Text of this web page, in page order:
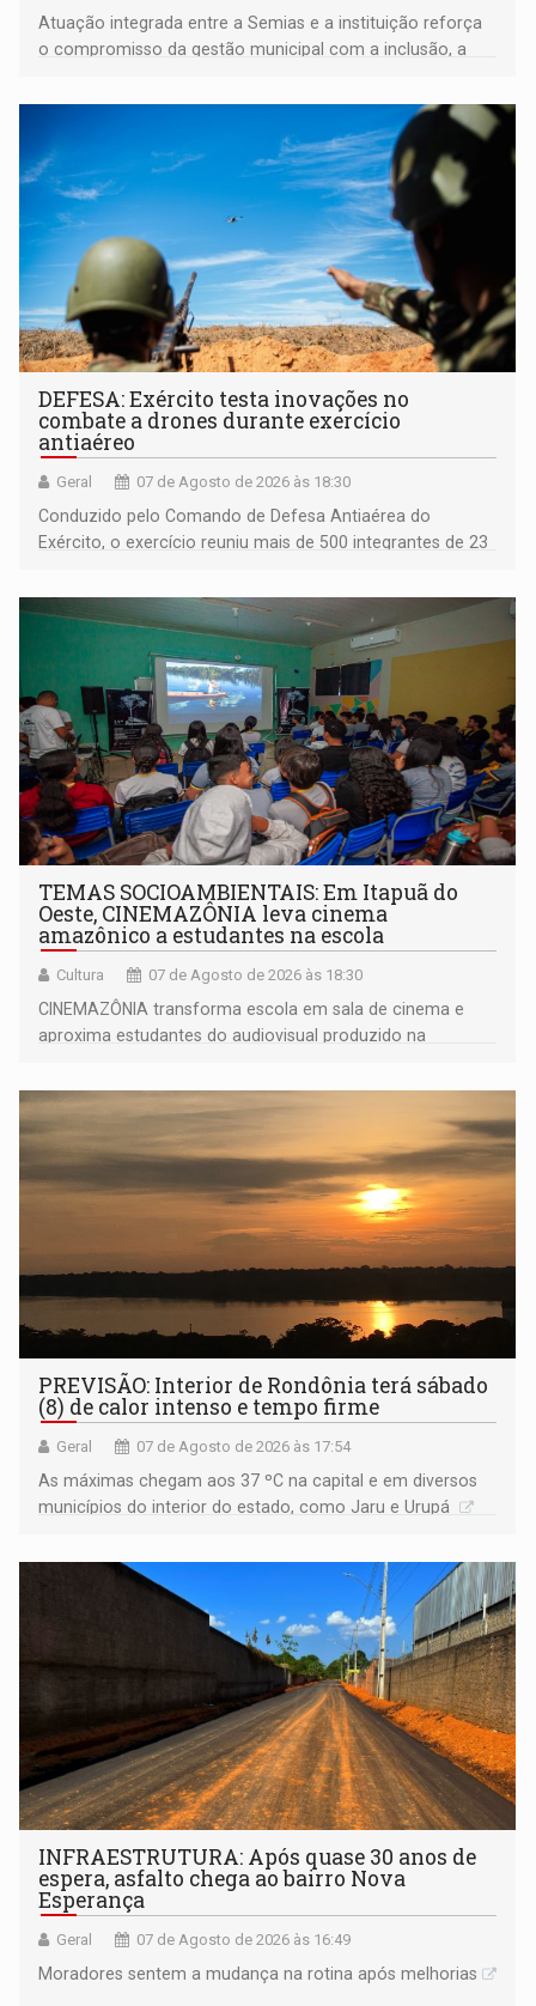
Atuação integrada entre a Semias e a instituição reforça
o compromisso da gestão municipal com a inclusão, a
DEFESA: Exército testa inovações no
combate a drones durante exercício
antiaéreo
Geral 07 de Agosto de 2026 às 18:30
Conduzido pelo Comando de Defesa Antiaérea do
Exército, o exercício reuniu mais de 500 integrantes de 23
TEMAS SOCIOAMBIENTAIS: Em Itapuã do
Oeste, CINEMAZÔNIA leva cinema
amazônico a estudantes na escola
Cultura 07 de Agosto de 2026 às 18:30
CINEMAZÔNIA transforma escola em sala de cinema e
aproxima estudantes do audiovisual produzido na
PREVISÃO: Interior de Rondônia terá sábado
(8) de calor intenso e tempo firme
Geral 07 de Agosto de 2026 às 17:54
As máximas chegam aos 37 ºC na capital e em diversos
municípios do interior do estado, como Jaru e Urupá
INFRAESTRUTURA: Após quase 30 anos de
espera, asfalto chega ao bairro Nova
Esperança
Geral 07 de Agosto de 2026 às 16:49
Moradores sentem a mudança na rotina após melhorias